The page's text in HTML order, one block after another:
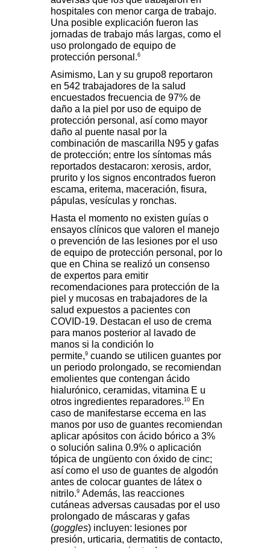
hospitales con menor carga de trabajo.
Una posible explicación fueron las
jornadas de trabajo más largas, como el
uso prolongado de equipo de
protección personal.6
Asimismo, Lan y su grupo8 reportaron
en 542 trabajadores de la salud
encuestados frecuencia de 97% de
daño a la piel por uso de equipo de
protección personal, así como mayor
daño al puente nasal por la
combinación de mascarilla N95 y gafas
de protección; entre los síntomas más
reportados destacaron: xerosis, ardor,
prurito y los signos encontrados fueron
escama, eritema, maceración, fisura,
pápulas, vesículas y ronchas.
Hasta el momento no existen guías o
ensayos clínicos que valoren el manejo
o prevención de las lesiones por el uso
de equipo de protección personal, por lo
que en China se realizó un consenso
de expertos para emitir
recomendaciones para protección de la
piel y mucosas en trabajadores de la
salud expuestos a pacientes con
COVID-19. Destacan el uso de crema
para manos posterior al lavado de
manos si la condición lo
permite,9 cuando se utilicen guantes por
un periodo prolongado, se recomiendan
emolientes que contengan ácido
hialurónico, ceramidas, vitamina E u
otros ingredientes reparadores.10 En
caso de manifestarse eccema en las
manos por uso de guantes recomiendan
aplicar apósitos con ácido bórico a 3%
o solución salina 0.9% o aplicación
tópica de ungüento con óxido de cinc;
así como el uso de guantes de algodón
antes de colocar guantes de látex o
nitrilo.9 Además, las reacciones
cutáneas adversas causadas por el uso
prolongado de máscaras y gafas
(goggles) incluyen: lesiones por
presión, urticaria, dermatitis de contacto,